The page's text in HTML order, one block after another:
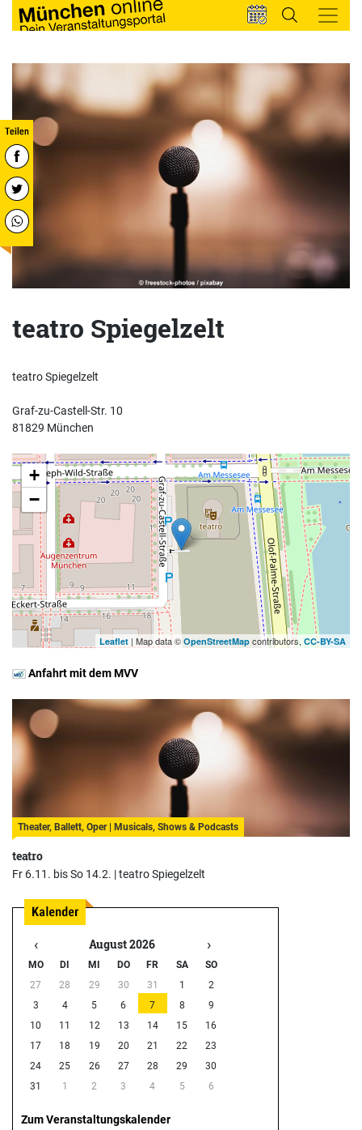
teatro Spiegelzelt
teatro Spiegelzelt
Graf-zu-Castell-Str. 10
81829 München
+
−
Leaflet | Map data © OpenStreetMap contributors, CC-BY-SA
Anfahrt mit dem MVV
Theater, Ballett, Oper | Musicals, Shows & Podcasts
teatro
Fr 6.11. bis So 14.2. |teatro Spiegelzelt
‹ August 2026 ›
MO DI MI DO FR SA
SO
27
28 29 30 31 1
2
3
4 5 6 7 8
9
10
11 12 13 14 15
16
17
18 19 20 21 22
23
24
25 26 27 28 29
30
31
1 2 3 4 5 6
Zum Veranstaltungskalender